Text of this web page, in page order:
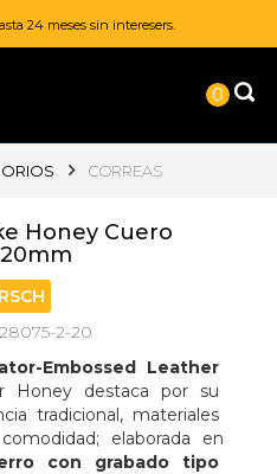
24 meses sin interesers.
0
CORREAS
Honey Cuero
2-20
Embossed Leather
Honey destaca por su
tradicional, materiales
elaborada en
con grabado tipo